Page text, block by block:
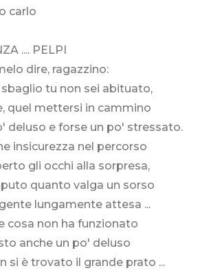
carlo
.... PELPI
dire, ragazzino:
tu non sei abituato,
quel mettersi in cammino
deluso e forse un po' stressato.
insicurezza nel percorso
gli occhi alla sorpresa,
quanto valga un sorso
lungamente attesa ...
cosa non ha funzionato
anche un po' deluso
si è trovato il grande prato ...